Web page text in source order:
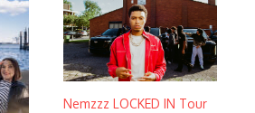
Nemzzz LOCKED IN Tour